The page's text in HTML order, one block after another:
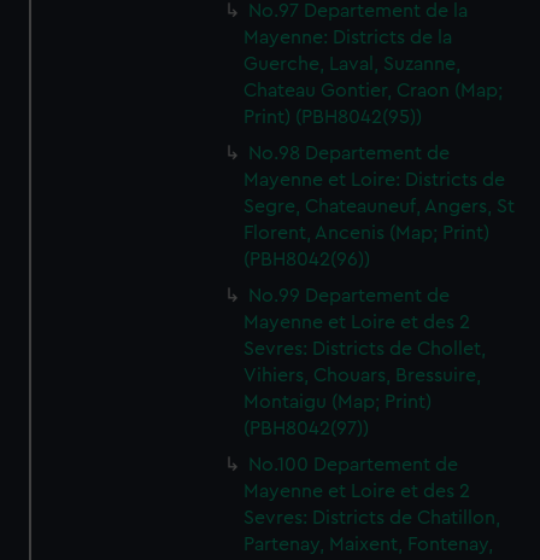
No.97 Departement de la
Mayenne: Districts de la
Guerche, Laval, Suzanne,
Chateau Gontier, Craon (Map;
Print) (PBH8042(95))
No.98 Departement de
Mayenne et Loire: Districts de
Segre, Chateauneuf, Angers, St
Florent, Ancenis (Map; Print)
(PBH8042(96))
No.99 Departement de
Mayenne et Loire et des 2
Sevres: Districts de Chollet,
Vihiers, Chouars, Bressuire,
Montaigu (Map; Print)
(PBH8042(97))
No.100 Departement de
Mayenne et Loire et des 2
Sevres: Districts de Chatillon,
Partenay, Maixent, Fontenay,